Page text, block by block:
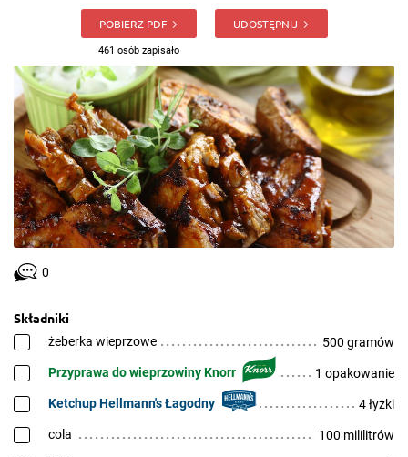
POBIERZ PDF
461 osób zapisało
UDOSTĘPNIJ
0
Składniki
żeberka wieprzowe 500 gramów
Przyprawa do wieprzowiny Knorr 1 opakowanie
Ketchup Hellmann's Łagodny 4 łyżki
cola 100 mililitrów